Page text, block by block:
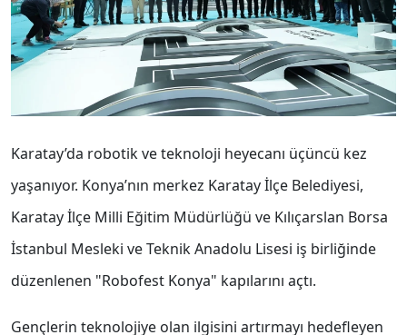
Karatay’da robotik ve teknoloji heyecanı üçüncü kez
yaşanıyor. Konya’nın merkez Karatay İlçe Belediyesi,
Karatay İlçe Milli Eğitim Müdürlüğü ve Kılıçarslan Borsa
İstanbul Mesleki ve Teknik Anadolu Lisesi iş birliğinde
düzenlenen "Robofest Konya" kapılarını açtı.
Gençlerin teknolojiye olan ilgisini artırmayı hedefleyen